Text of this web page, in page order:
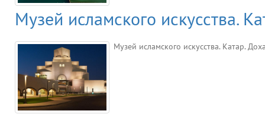
Музей исламского искусства.
Музей исламского искусства. Катар.